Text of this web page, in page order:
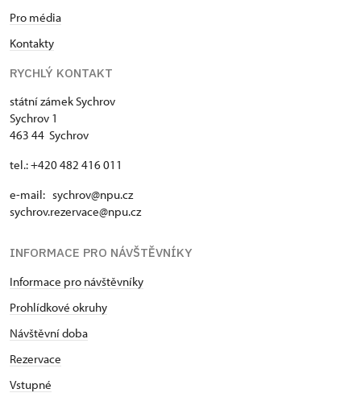
Pro média
Kontakty
RYCHLÝ KONTAKT
státní zámek Sychrov
Sychrov 1
463 44 Sychrov
tel.: +420 482 416 011
e-mail: sychrov@npu.cz
sychrov.rezervace@npu.cz
INFORMACE PRO NÁVŠTĚVNÍKY
Informace pro návštěvníky
Prohlídkové okruhy
Návštěvní doba
Rezervace
Vstupné